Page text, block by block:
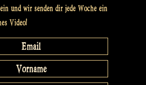
und wir senden dir jede Woche ein
Video!